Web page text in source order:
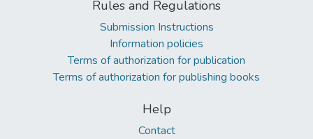
Rules and Regulations
Submission Instructions
Information policies
Terms of authorization for publication
Terms of authorization for publishing books
Help
Contact